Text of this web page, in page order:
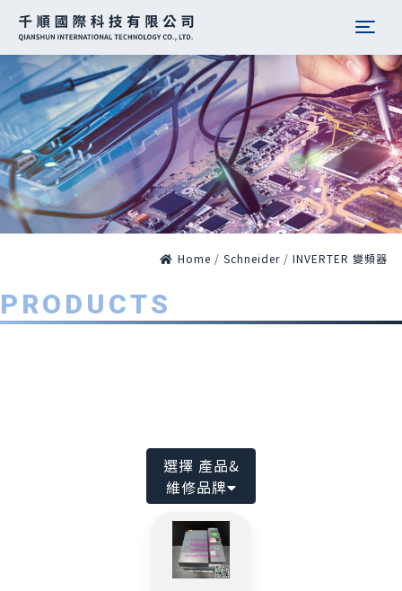
Home / Schneider / INVERTER 變頻器
PRODUCTS
選擇 產品&
維修品牌